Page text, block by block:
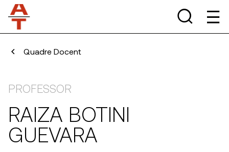
Quadre Docent
PROFESSOR
RAIZA BOTINI
GUEVARA